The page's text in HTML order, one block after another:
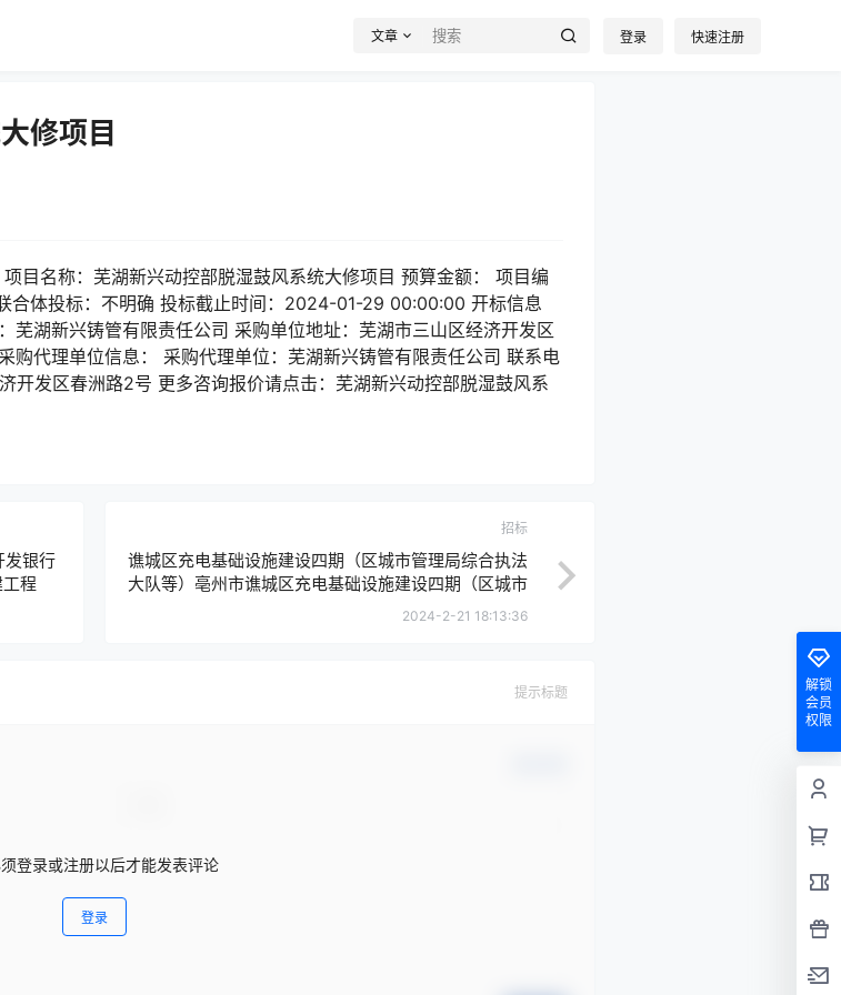
文章 登录 快速注册
修项目
目名称：芜湖新兴动控部脱湿鼓风系统大修项目 预算金额： 项目编
体投标：不明确 投标截止时间：2024-01-29 00:00:00 开标信息
芜湖新兴铸管有限责任公司 采购单位地址：芜湖市三山区经济开发区
代理单位信息： 采购代理单位：芜湖新兴铸管有限责任公司 联系电
发区春洲路2号 更多咨询报价请点击：芜湖新兴动控部脱湿鼓风系
发银行
程
招标
谯城区充电基础设施建设四期（区城市管理局综合执法
大队等）亳州市谯城区充电基础设施建设四期（区城市
管理局综合执法大队等）答疑澄清文件
2024-2-21 18:13:36
提示标题
登录或注册以后才能发表评论
登录
解锁
会员
权限